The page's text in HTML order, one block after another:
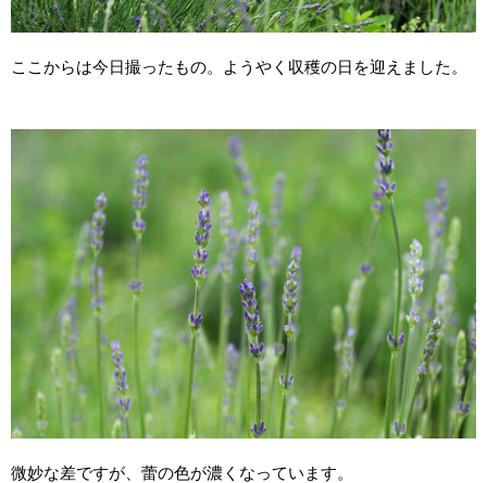
ここからは今日撮ったもの。ようやく収穫の日を迎えました。
微妙な差ですが、蕾の色が濃くなっています。